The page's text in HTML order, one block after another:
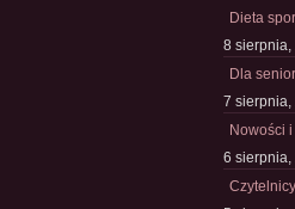
Dieta
8 sierpnia,
Dla
7 sierpnia,
Nowości
6 sierpnia,